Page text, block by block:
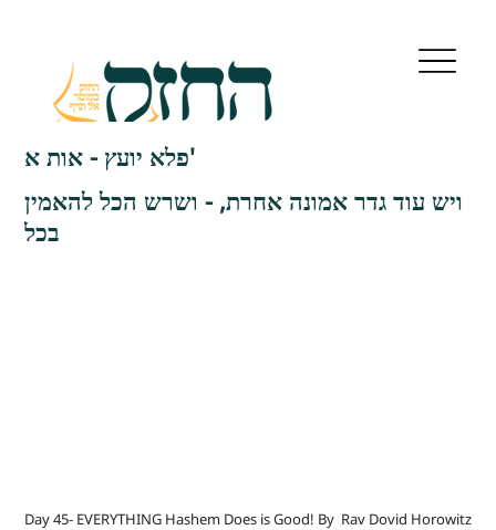
פלא יועץ - אות א'
ויש עוד גדר אמונה אחרת, - ושרש הכל להאמין
בכל
Day 45- EVERYTHING Hashem Does is Good! By Rav Dovid Horowitz